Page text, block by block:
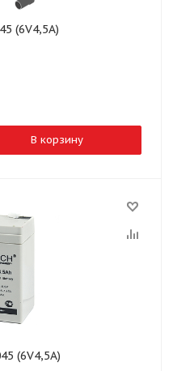
(6V4,5A)
В корзину
(6V4,5A)